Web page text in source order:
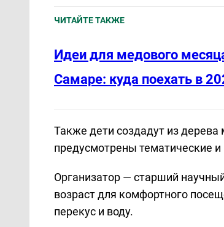
ЧИТАЙТЕ ТАКЖЕ
Идеи для медового
Самаре: куда поехать в
Также дети создадут из
предусмотрены тематические
Организатор — старший
возраст для комфортного
перекус и воду.